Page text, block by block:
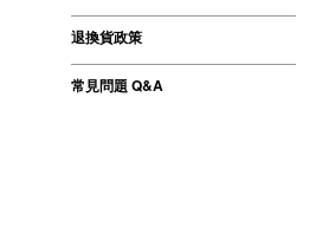
退換貨政策
常見問題 Q&A